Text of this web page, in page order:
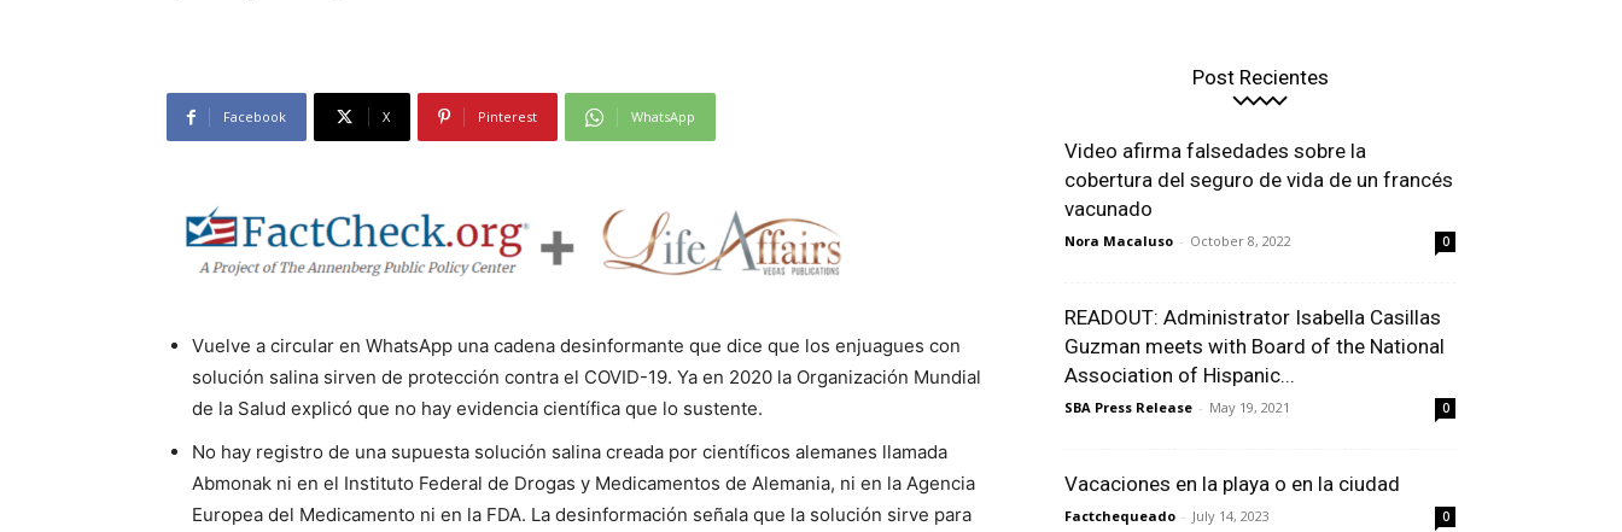
Facebook X Pinterest WhatsApp
Vuelve a circular en WhatsApp una cadena desinformante que dice que los enjuagues con
solución salina sirven de protección contra el COVID-19. Ya en 2020 la Organización Mundial
de la Salud explicó que no hay evidencia científica que lo sustente.
No hay registro de una supuesta solución salina creada por científicos alemanes llamada
Abmonak ni en el Instituto Federal de Drogas y Medicamentos de Alemania, ni en la Agencia
Europea del Medicamento ni en la FDA. La desinformación señala que la solución sirve para
Post Recientes
Video afirma falsedades sobre la
cobertura del seguro de vida de un francés
vacunado
Nora Macaluso - October 8, 2022 0
READOUT: Administrator Isabella Casillas
Guzman meets with Board of the National
Association of Hispanic...
SBA Press Release - May 19, 2021 0
Vacaciones en la playa o en la ciudad
Factchequeado - July 14, 2023 0